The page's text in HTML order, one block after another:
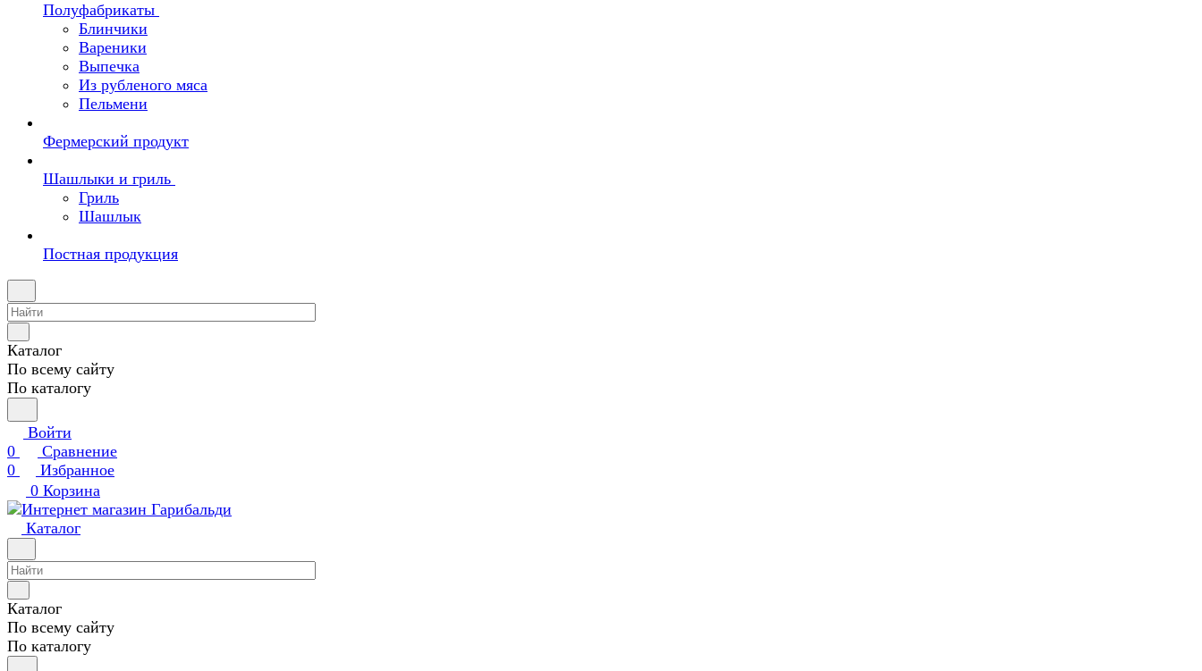
Полуфабрикаты
Блинчики
Вареники
Выпечка
Из рубленого мяса
Пельмени
Фермерский продукт
Шашлыки и гриль
Гриль
Шашлык
Постная продукция
Каталог
По всему сайту
По каталогу
Войти
0
Сравнение
0
Избранное
0 Корзина
Каталог
Каталог
По всему сайту
По каталогу